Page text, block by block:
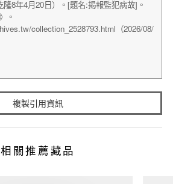
複製引用資訊
相關推薦藏品